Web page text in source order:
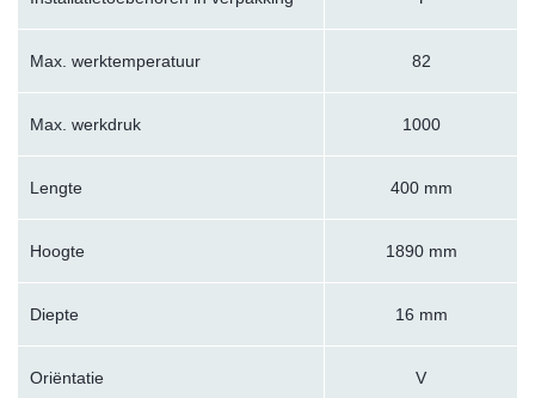
Max. werktemperatuur 82
Max. werkdruk 1000
Lengte 400 mm
Hoogte 1890 mm
Diepte 16 mm
Oriëntatie V